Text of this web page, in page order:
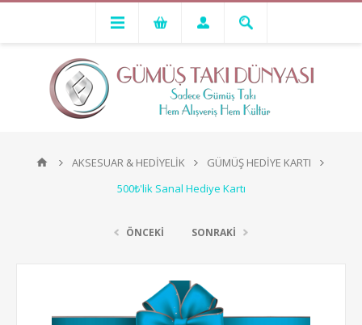
AKSESUAR & HEDİYELİK
GÜMÜŞ HEDİYE KARTI
500₺'lik Sanal Hediye Kartı
ÖNCEKİ SONRAKİ